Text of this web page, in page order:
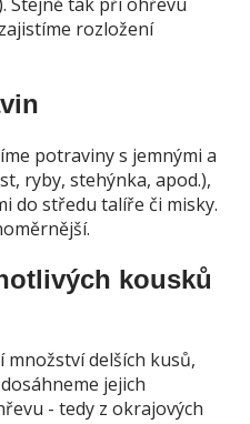
rozložení
potraviny s jemnými a
ryby, stehýnka, apod.),
do středu talíře či misky.
kousků
množství delších kusů,
jejich
- tedy z okrajových